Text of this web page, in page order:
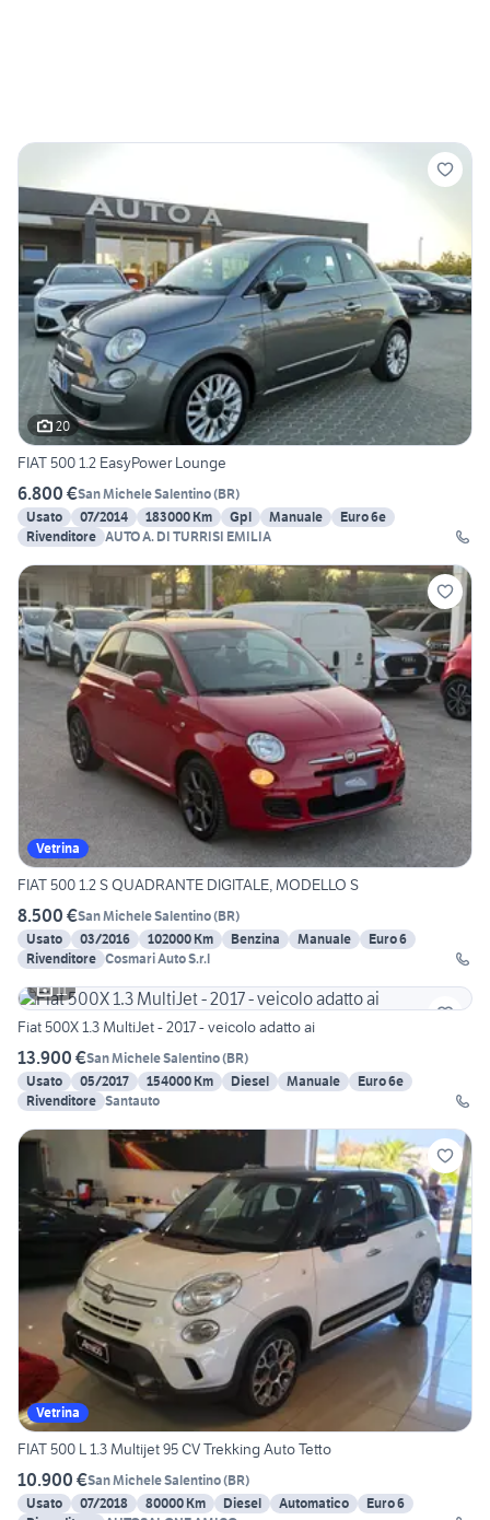
20
FIAT 500 1.2 EasyPower Lounge
6.800 €San Michele Salentino(BR)
Usato
07/2014 183000 Km Gpl Manuale
Euro 6e
Rivenditore AUTO A. DI TURRISI EMILIA
Vetrina
FIAT 500 1.2 S QUADRANTE DIGITALE, MODELLO S
8.500 €San Michele Salentino(BR)
Usato
03/2016 102000 Km Benzina Manuale
Euro 6
Rivenditore Cosmari Auto S.r.l
11
Fiat 500X 1.3 MultiJet - 2017 - veicolo adatto ai
13.900 €San Michele Salentino(BR)
Usato
05/2017 154000 Km Diesel Manuale
Euro 6e
Rivenditore Santauto
Vetrina
FIAT 500 L 1.3 Multijet 95 CV Trekking Auto Tetto
10.900 €San Michele Salentino(BR)
Usato
07/2018 80000 Km Diesel Automatico
Euro 6